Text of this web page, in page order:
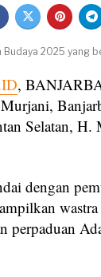
Budaya 2025 yang
,
Selatan,
dengan
perpaduan